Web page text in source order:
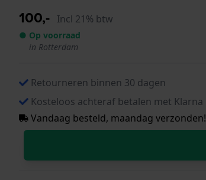
100,- Incl 21% btw
● Op voorraad
in Rotterdam
Retourneren binnen 30 dagen
Kosteloos achteraf betalen met Klarna
Vandaag besteld, maandag verzonden!